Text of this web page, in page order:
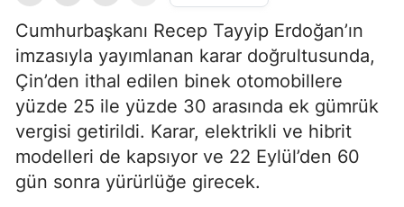
Cumhurbaşkanı Recep Tayyip Erdoğan’ın
imzasıyla yayımlanan karar doğrultusunda,
Çin’den ithal edilen binek otomobillere
yüzde 25 ile yüzde 30 arasında ek gümrük
vergisi getirildi. Karar, elektrikli ve hibrit
modelleri de kapsıyor ve 22 Eylül’den 60
gün sonra yürürlüğe girecek.